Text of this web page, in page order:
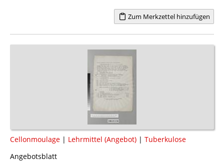
Zum Merkzettel hinzufügen
Cellonmoulage | Lehrmittel (Angebot) | Tuberkulose
Angebotsblatt